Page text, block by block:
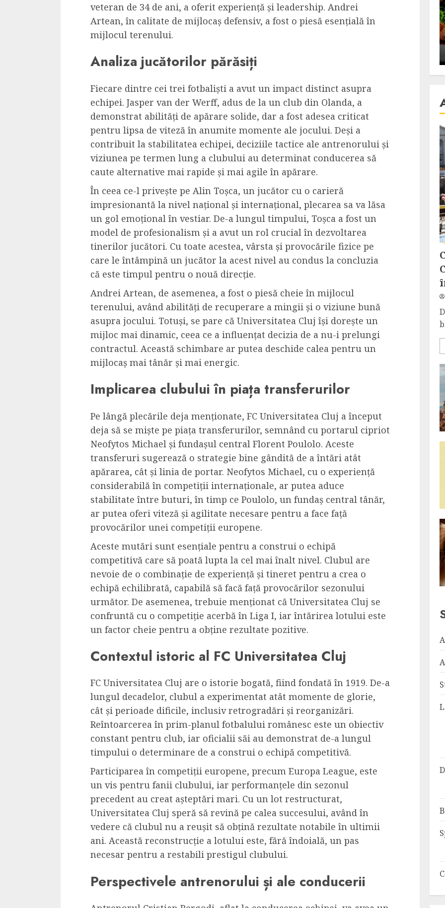
veteran de 34 de ani, a oferit experiență și leadership. Andrei
Artean, în calitate de mijlocaș defensiv, a fost o piesă esențială în
mijlocul terenului.
Analiza jucătorilor părăsiți
Fiecare dintre cei trei fotbaliști a avut un impact distinct asupra
echipei. Jasper van der Werff, adus de la un club din Olanda, a
demonstrat abilități de apărare solide, dar a fost adesea criticat
pentru lipsa de viteză în anumite momente ale jocului. Deși a
contribuit la stabilitatea echipei, deciziile tactice ale antrenorului și
viziunea pe termen lung a clubului au determinat conducerea să
caute alternative mai rapide și mai agile în apărare.
În ceea ce-l privește pe Alin Toșca, un jucător cu o carieră
impresionantă la nivel național și internațional, plecarea sa va lăsa
un gol emoțional în vestiar. De-a lungul timpului, Toșca a fost un
model de profesionalism și a avut un rol crucial în dezvoltarea
tinerilor jucători. Cu toate acestea, vârsta și provocările fizice pe
care le întâmpină un jucător la acest nivel au condus la concluzia
că este timpul pentru o nouă direcție.
Andrei Artean, de asemenea, a fost o piesă cheie în mijlocul
terenului, având abilități de recuperare a mingii și o viziune bună
asupra jocului. Totuși, se pare că Universitatea Cluj își dorește un
mijloc mai dinamic, ceea ce a influențat decizia de a nu-i prelungi
contractul. Această schimbare ar putea deschide calea pentru un
mijlocaș mai tânăr și mai energic.
Implicarea clubului în piața transferurilor
Pe lângă plecările deja menționate, FC Universitatea Cluj a început
deja să se miște pe piața transferurilor, semnând cu portarul cipriot
Neofytos Michael și fundașul central Florent Poulolo. Aceste
transferuri sugerează o strategie bine gândită de a întări atât
apărarea, cât și linia de portar. Neofytos Michael, cu o experiență
considerabilă în competiții internaționale, ar putea aduce
stabilitate între buturi, în timp ce Poulolo, un fundaș central tânăr,
ar putea oferi viteză și agilitate necesare pentru a face față
provocărilor unei competiții europene.
Aceste mutări sunt esențiale pentru a construi o echipă
competitivă care să poată lupta la cel mai înalt nivel. Clubul are
nevoie de o combinație de experiență și tineret pentru a crea o
echipă echilibrată, capabilă să facă față provocărilor sezonului
următor. De asemenea, trebuie menționat că Universitatea Cluj se
confruntă cu o competiție acerbă în Liga I, iar întărirea lotului este
un factor cheie pentru a obține rezultate pozitive.
Contextul istoric al FC Universitatea Cluj
FC Universitatea Cluj are o istorie bogată, fiind fondată în 1919. De-a
lungul decadelor, clubul a experimentat atât momente de glorie,
cât și perioade dificile, inclusiv retrogradări și reorganizări.
Reîntoarcerea în prim-planul fotbalului românesc este un obiectiv
constant pentru club, iar oficialii săi au demonstrat de-a lungul
timpului o determinare de a construi o echipă competitivă.
Participarea în competiții europene, precum Europa League, este
un vis pentru fanii clubului, iar performanțele din sezonul
precedent au creat așteptări mari. Cu un lot restructurat,
Universitatea Cluj speră să revină pe calea succesului, având în
vedere că clubul nu a reușit să obțină rezultate notabile în ultimii
ani. Această reconstrucție a lotului este, fără îndoială, un pas
necesar pentru a restabili prestigul clubului.
Perspectivele antrenorului și ale conducerii
Bucatar de ocazie
Cele mai delicioase retete
cu piept de curcan
MAY 24, 2023
3 retete delicioase in care
carnea de rata e vedeta